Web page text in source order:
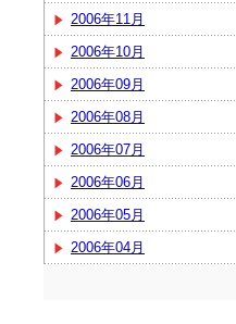
2006年11月
2006年10月
2006年09月
2006年08月
2006年07月
2006年06月
2006年05月
2006年04月